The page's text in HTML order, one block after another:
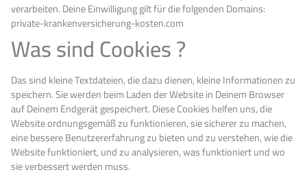
verarbeiten. Deine Einwilligung gilt für die folgenden Domains:
private-krankenversicherung-kosten.com
Was sind Cookies ?
Das sind kleine Textdateien, die dazu dienen, kleine Informationen zu
speichern. Sie werden beim Laden der Website in Deinem Browser
auf Deinem Endgerät gespeichert. Diese Cookies helfen uns, die
Website ordnungsgemäß zu funktionieren, sie sicherer zu machen,
eine bessere Benutzererfahrung zu bieten und zu verstehen, wie die
Website funktioniert, und zu analysieren, was funktioniert und wo
sie verbessert werden muss.